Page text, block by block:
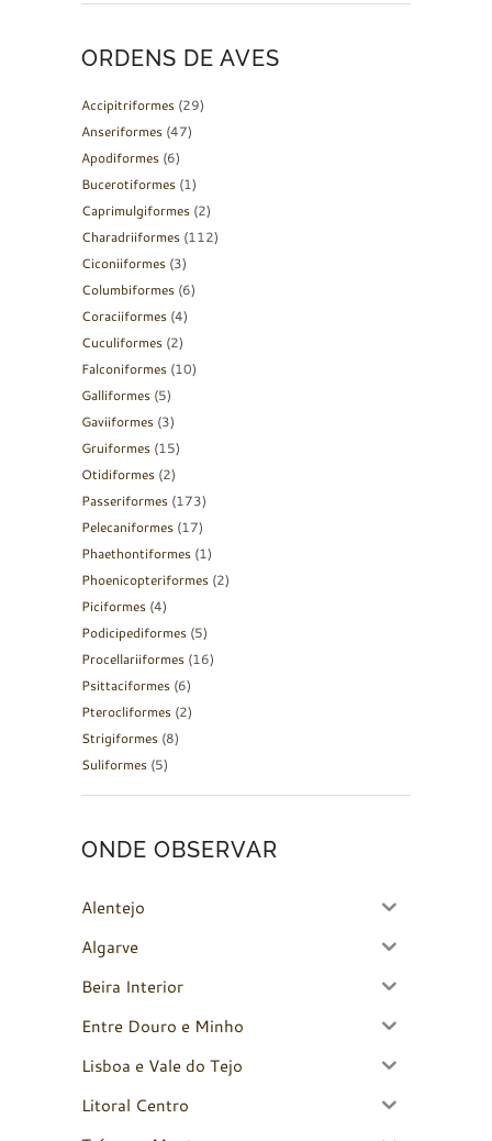
ORDENS DE AVES
Accipitriformes (29)
Anseriformes (47)
Apodiformes (6)
Bucerotiformes (1)
Caprimulgiformes (2)
Charadriiformes (112)
Ciconiiformes (3)
Columbiformes (6)
Coraciiformes (4)
Cuculiformes (2)
Falconiformes (10)
Galliformes (5)
Gaviiformes (3)
Gruiformes (15)
Otidiformes (2)
Passeriformes (173)
Pelecaniformes (17)
Phaethontiformes (1)
Phoenicopteriformes (2)
Piciformes (4)
Podicipediformes (5)
Procellariiformes (16)
Psittaciformes (6)
Pterocliformes (2)
Strigiformes (8)
Suliformes (5)
ONDE OBSERVAR
Alentejo
Algarve
Beira Interior
Entre Douro e Minho
Lisboa e Vale do Tejo
Litoral Centro